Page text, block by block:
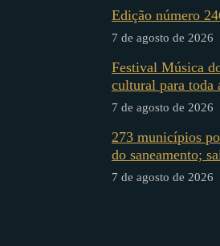
Edição número
7 de agosto de 2026
Festival Música
cultural para toda
7 de agosto de 2026
273 municípios
do saneamento;
7 de agosto de 2026